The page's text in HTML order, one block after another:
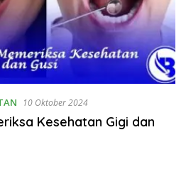
10 Oktober 2024
Kesehatan Gigi dan